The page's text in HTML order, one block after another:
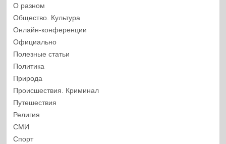
О разном
Общество. Культура
Онлайн-конференции
Официально
Полезные статьи
Политика
Природа
Происшествия. Криминал
Путешествия
Религия
СМИ
Спорт